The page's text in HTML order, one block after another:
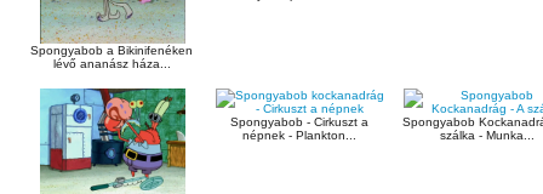
Spongyabob a Bikinifenéken
lévő ananász háza...
Spongyabob - Cirkuszt a
népnek - Plankton...
Spongyabob
szálka - Munka...